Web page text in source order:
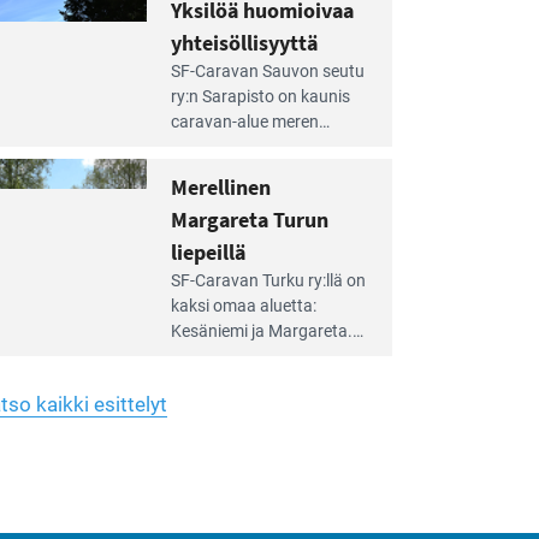
käyttöön­sä osan kunnan
viiden hehtaarin
virkistysalueesta.
Yksilöä huomioivaa
yhteisöllisyyttä
SF-Caravan Sauvon seutu
ry:n Sarapisto on kaunis
caravan-alue meren
on 130 sähköllä
varustettua caravan-paik­
kaa sekä kymmenen
paikkaa ilman sähköä.
Merellinen
Margareta Turun
liepeillä
SF-Caravan Turku ry:llä on
kaksi omaa aluet­ta:
Kesäniemi ja Margareta.
kaikki esittelyt